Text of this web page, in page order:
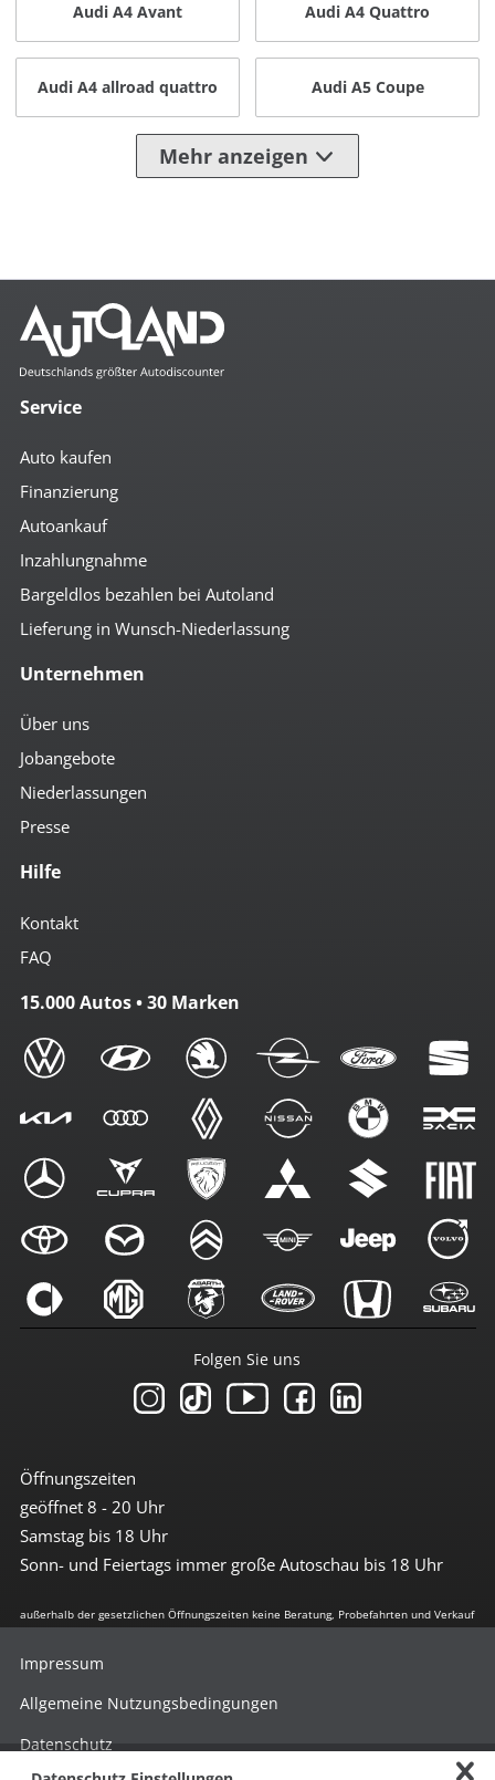
Audi A4 Avant Audi A4 Quattro
Audi A4 allroad quattro Audi A5 Coupe
Mehr anzeigen
Service
Auto kaufen
Finanzierung
Autoankauf
Inzahlungnahme
Bargeldlos bezahlen bei Autoland
Lieferung in Wunsch-Niederlassung
Unternehmen
Über uns
Jobangebote
Niederlassungen
Presse
Hilfe
Kontakt
FAQ
15.000 Autos • 30 Marken
Öffnungszeiten
geöffnet 8 - 20 Uhr
Samstag bis 18 Uhr
Sonn- und Feiertags immer große Autoschau bis 18 Uhr
Folgen Sie uns
außerhalb der gesetzlichen Öffnungszeiten keine Beratung, Probefahrten und Verkauf
Impressum
Allgemeine Nutzungsbedingungen
Datenschutz